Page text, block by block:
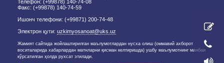
Телефон: (+99878) 140-74-08
Факс: (+99878) 140-74-59
Ишонч телефони: (+99871) 200-74-48
Электрон қути: uzkimyosanoat@uks.uz
Жамият сайтида жойлаштирилган маълумотлардан нусха олиш (оммавий ахборот
воситаларида хабарлардан матнларни қисман келтиришда) ушбу маълумотнинг манбаи
кўрсатилган ҳолда рухсат этилади.